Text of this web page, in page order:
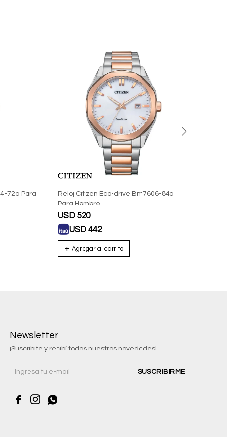
72a Para
Reloj Citizen Eco-drive Bm7606-84a
Para Hombre
USD 520
USD 442
Newsletter
¡Suscribite y recibí todas nuestras novedades!
SUSCRIBIRME
  